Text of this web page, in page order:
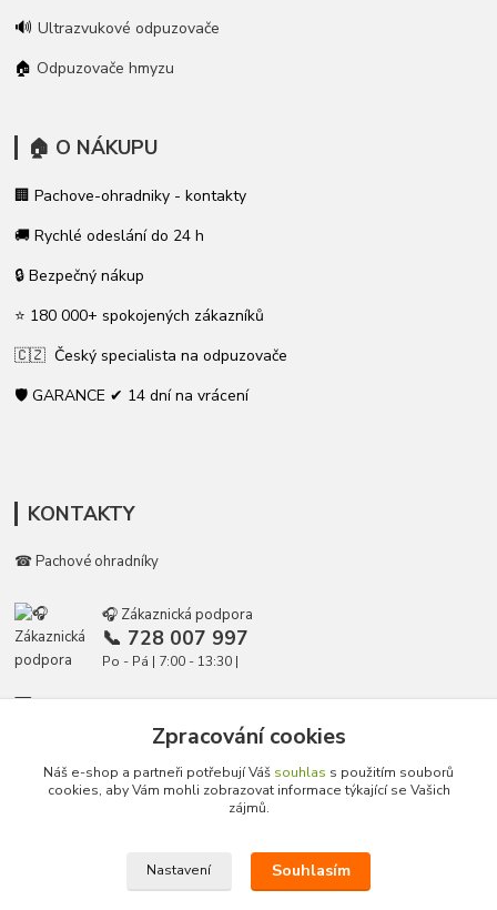
🔊Ultrazvukové odpuzovače
🏠Odpuzovače hmyzu
🏠 O NÁKUPU
🏢 Pachove-ohradniky - kontakty
🚚 Rychlé odeslání do 24 h
🔒 Bezpečný nákup
⭐ 180 000+ spokojených zákazníků
🇨🇿 Český specialista na odpuzovače
🛡️ GARANCE ✔ 14 dní na vrácení
KONTAKTY
☎ Pachové ohradníky
🎧 Zákaznická podpora
📞 728 007 997
Po - Pá | 7:00 - 13:30 |
info@repulse.cz
Upravit sběr cookies.
Zpracování cookies
Náš e-shop a partneři potřebují Váš souhlas s použitím souborů
cookies, aby Vám mohli zobrazovat informace týkající se Vašich
zájmů.
Nastavení Souhlasím